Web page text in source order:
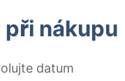
při nákupu
datum